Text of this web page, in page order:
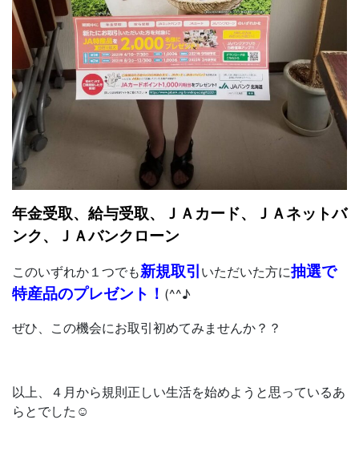
年金受取、給与受取、ＪＡカード、ＪＡネットバ
ンク、ＪＡバンクローン
このいずれか１つでも新規取引 いただいた方に抽選で
特産品のプレゼント！ (^^♪
ぜひ、この機会にお取引初めてみませんか？？
以上、４月から規則正しい生活を始めようと思っているあ
らとでした☺